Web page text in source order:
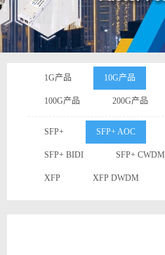
1G产品 10G产品
100G产品 200G产品
SFP+ SFP+ AOC
SFP+ BIDI SFP+ CWDM
XFP XFP DWDM